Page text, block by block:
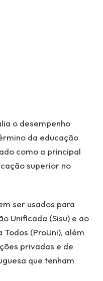
o desempenho
da educação
como a principal
superior no
ser usados para
Unificada (Sisu) e ao
(ProUni), além
privadas e de
que tenham